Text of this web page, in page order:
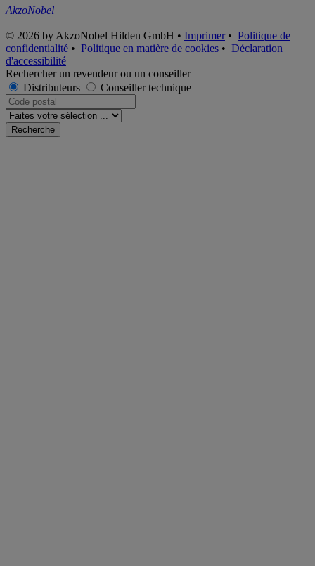
AkzoNobel
© 2026 by AkzoNobel Hilden GmbH • Imprimer• Politique de
confidentialité • Politique en matière de cookies • Déclaration
d'accessibilité
Rechercher un revendeur ou un conseiller
Distributeurs
Conseiller technique